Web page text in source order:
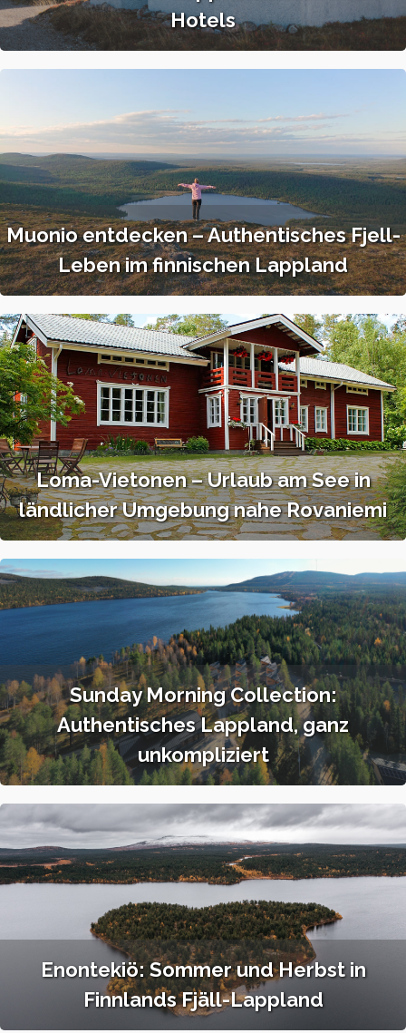
Hotels
Muonio entdecken – Authentisches Fjell-
Leben im finnischen Lappland
Loma-Vietonen – Urlaub am See in
ländlicher Umgebung nahe Rovaniemi
Sunday Morning Collection:
Authentisches Lappland, ganz
unkompliziert
Enontekiö: Sommer und Herbst in
Finnlands Fjäll-Lappland